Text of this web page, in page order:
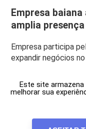
Empresa
amplia
Empresa participa
expandir negócios
Este site
melhorar sua